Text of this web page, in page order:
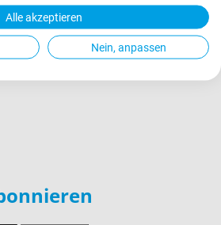
Alle akzeptieren
Nein, anpassen